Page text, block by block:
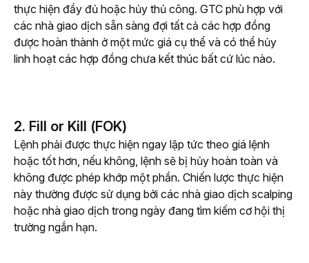
thực hiện đầy đủ hoặc hủy thủ công. GTC phù hợp với
các nhà giao dịch sẵn sàng đợi tất cả các hợp đồng
được hoàn thành ở một mức giá cụ thể và có thể hủy
linh hoạt các hợp đồng chưa kết thúc bất cứ lúc nào.
2. Fill or Kill (FOK)
Lệnh phải được thực hiện ngay lập tức theo giá lệnh
hoặc tốt hơn, nếu không, lệnh sẽ bị hủy hoàn toàn và
không được phép khớp một phần. Chiến lược thực hiện
này thường được sử dụng bởi các nhà giao dịch scalping
hoặc nhà giao dịch trong ngày đang tìm kiếm cơ hội thị
trường ngắn hạn.